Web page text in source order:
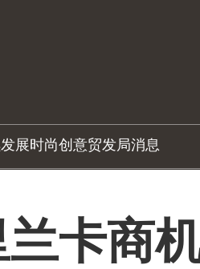
展时尚创意贸发局消息
兰卡商